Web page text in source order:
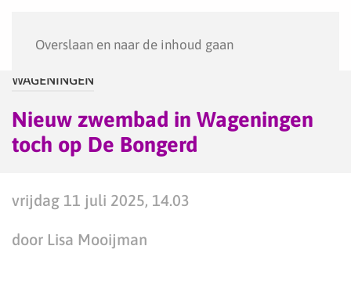
Overslaan en naar de inhoud gaan
WAGENINGEN
Nieuw zwembad in Wageningen
toch op De Bongerd
vrijdag 11 juli 2025, 14.03
door Lisa Mooijman